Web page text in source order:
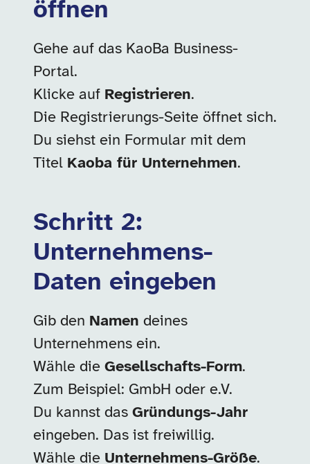
öffnen
Gehe auf das KaoBa Business-
Portal.
Klicke auf Registrieren.
Die Registrierungs-Seite öffnet sich.
Du siehst ein Formular mit dem
Titel Kaoba für Unternehmen.
Schritt 2:
Unternehmens-
Daten eingeben
Gib den Namen deines
Unternehmens ein.
Wähle die Gesellschafts-Form.
Zum Beispiel: GmbH oder e.V.
Du kannst das Gründungs-Jahr
eingeben. Das ist freiwillig.
Wähle die Unternehmens-Größe.